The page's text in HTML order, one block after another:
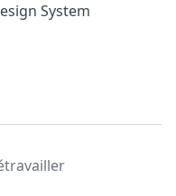
System